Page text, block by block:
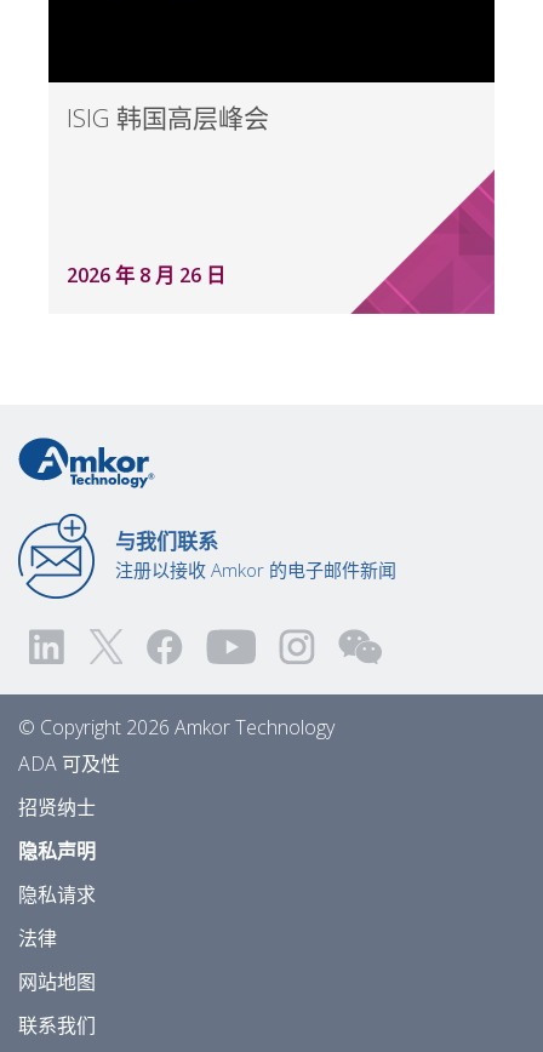
ISIG 韩国高层峰会
2026 年 8 月 26 日
与我们联系
注册以接收 Amkor 的电子邮件新闻
© Copyright 2026 Amkor Technology
ADA 可及性
招贤纳士
隐私声明
隐私请求
法律
网站地图
联系我们